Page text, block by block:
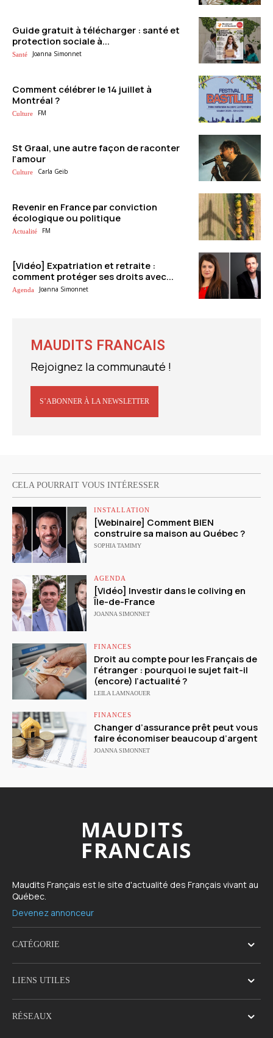
Guide gratuit à télécharger : santé et
protection sociale à...
Santé Joanna Simonnet
Comment célébrer le 14 juillet à
Montréal ?
Culture FM
St Graal, une autre façon de raconter
l’amour
Culture Carla Geib
Revenir en France par conviction
écologique ou politique
Actualité FM
[Vidéo] Expatriation et retraite :
comment protéger ses droits avec...
Agenda Joanna Simonnet
MAUDITS FRANCAIS
Rejoignez la communauté !
S’ABONNER À LA NEWSLETTER
CELA POURRAIT VOUS INTÉRESSER
INSTALLATION
[Webinaire] Comment BIEN
construire sa maison au Québec ?
SOPHIA TAMIMY
AGENDA
[Vidéo] Investir dans le coliving en
Île-de-France
JOANNA SIMONNET
FINANCES
Droit au compte pour les Français de
l’étranger : pourquoi le sujet fait-il
(encore) l’actualité ?
LEILA LAMNAOUER
FINANCES
Changer d’assurance prêt peut vous
faire économiser beaucoup d’argent
JOANNA SIMONNET
MAUDITS
FRANCAIS
Maudits Français est le site d'actualité des Français vivant au
Québec.
Devenez annonceur
CATÉGORIE
LIENS UTILES
RÉSEAUX